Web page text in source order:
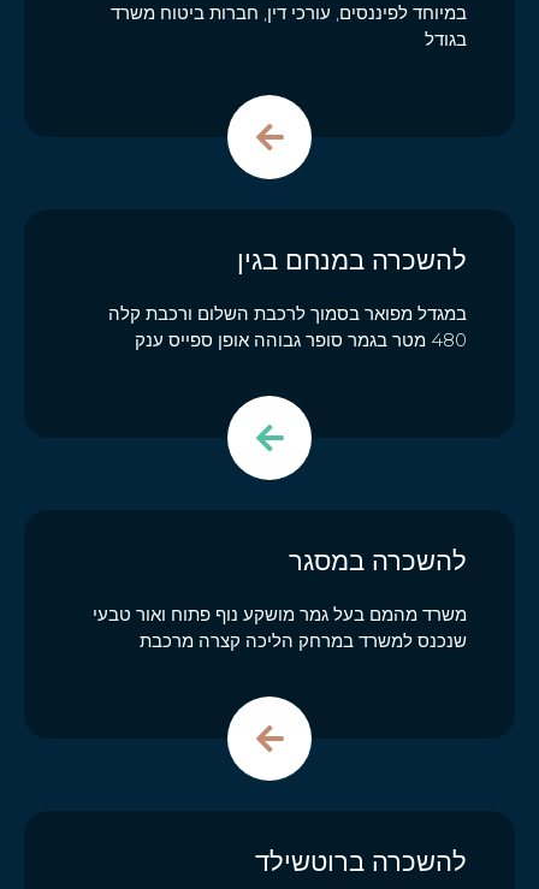
במיוחד לפיננסים, עורכי דין, חברות ביטוח משרד
בגודל
להשכרה במנחם בגין
במגדל מפואר בסמוך לרכבת השלום ורכבת קלה
480 מטר בגמר סופר גבוהה אופן ספייס ענק
להשכרה במסגר
משרד מהמם בעל גמר מושקע נוף פתוח ואור טבעי
שנכנס למשרד במרחק הליכה קצרה מרכבת
להשכרה ברוטשילד